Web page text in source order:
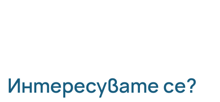
Интересувате се?